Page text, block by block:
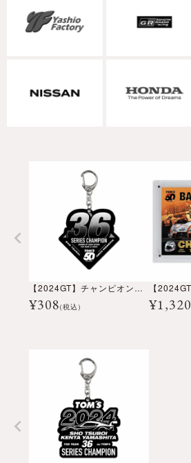
【2024GT】チャンピオン記念アクリルキーホルダー ダイヤ型
¥308(税込) ¥1,320